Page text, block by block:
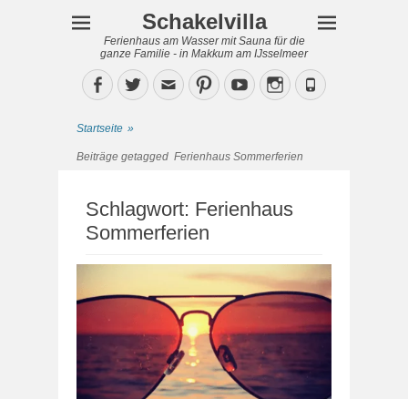
Schakelvilla
Ferienhaus am Wasser mit Sauna für die
ganze Familie - in Makkum am IJsselmeer
Facebook
TwitterEmailPinterestYouTubeInstagram
Phone
Startseite »
Beiträge getagged Ferienhaus Sommerferien
Schlagwort: Ferienhaus
Sommerferien